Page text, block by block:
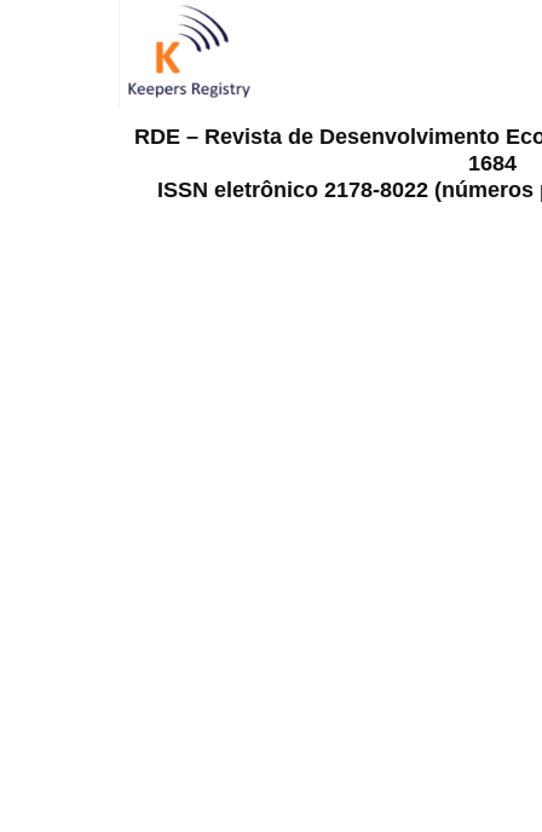
RDE – Revista de Desenvolvimento
1684
ISSN eletrônico 2178-8022